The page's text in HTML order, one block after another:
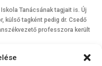
Tanácsának tagjait is. Új
külső tagként pedig dr. Csedő
professzora került
keresztül az utóbbi években: